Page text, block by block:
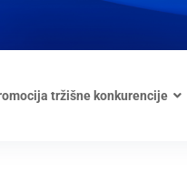
tržišne konkurencije